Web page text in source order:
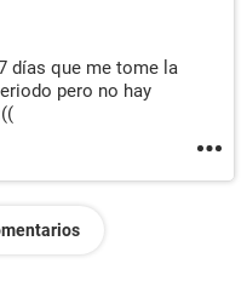
días que me tome la
pero no hay